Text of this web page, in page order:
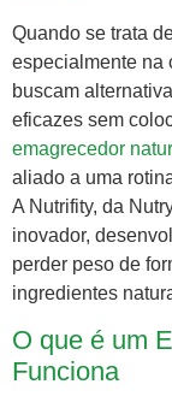
Quando se trata
especialmente na
buscam
eficazes sem
emagrecedor
aliado a uma
A Nutrifity, da
inovador,
perder peso de
ingredientes
O que é um
Funciona